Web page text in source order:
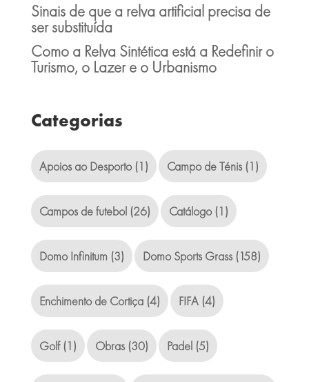
Sinais de que a relva artificial precisa de
ser substituída
Como a Relva Sintética está a Redefinir o
Turismo, o Lazer e o Urbanismo
Categorias
Apoios ao Desporto(1) Campo de Ténis(1)
Campos de futebol(26) Catálogo(1)
Domo Infinitum(3) Domo Sports Grass(158)
Enchimento de Cortiça(4) FIFA(4)
Golf(1) Obras(30) Padel(5)